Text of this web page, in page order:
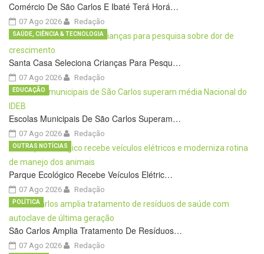
Comércio De São Carlos E Ibaté Terá Horá…
07 Ago 2026 Redação
Santa Casa Seleciona Crianças Para Pesqu…
07 Ago 2026
SAÚDE, CIÊNCIA & TECNOLOGIA
Redação
Escolas Municipais De São Carlos Superam…
07 Ago 2026
EDUCAÇÃO
Redação
Parque Ecológico Recebe Veículos Elétric…
07 Ago 2026
OUTRAS NOTÍCIAS
Redação
São Carlos Amplia Tratamento De Resíduos…
07 Ago 2026
POLÍTICA
Redação